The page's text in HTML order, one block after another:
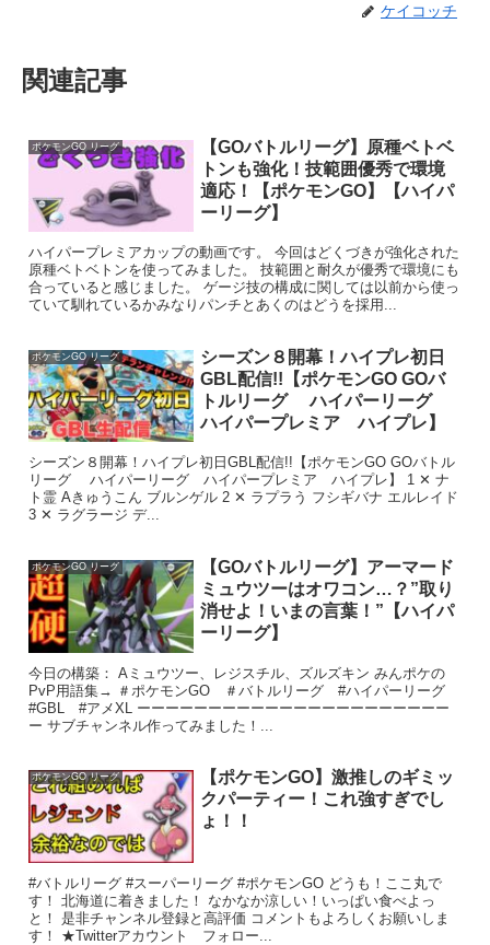
ケイコッチ
関連記事
ポケモンGO リーグ
【GOバトルリーグ】原種ベトベ
トンも強化！技範囲優秀で環境
適応！【ポケモンGO】【ハイパ
ーリーグ】
ハイパープレミアカップの動画です。 今回はどくづきが強化された
原種ベトベトンを使ってみました。 技範囲と耐久が優秀で環境にも
合っていると感じました。 ゲージ技の構成に関しては以前から使っ
ていて馴れているかみなりパンチとあくのはどうを採用...
ポケモンGO リーグ
シーズン８開幕！ハイプレ初日
GBL配信!!【ポケモンGO GOバ
トルリーグ ハイパーリーグ
ハイパープレミア ハイプレ】
シーズン８開幕！ハイプレ初日GBL配信!!【ポケモンGO GOバトル
リーグ ハイパーリーグ ハイパープレミア ハイプレ】 1 ✕ ナ
ト霊 Aきゅうこん ブルンゲル 2 ✕ ラプラう フシギバナ エルレイド
3 ✕ ラグラージ デ...
ポケモンGO リーグ
【GOバトルリーグ】アーマード
ミュウツーはオワコン…？”取り
消せよ！いまの言葉！”【ハイパ
ーリーグ】
今日の構築： Aミュウツー、レジスチル、ズルズキン みんポケの
PvP用語集→ ＃ポケモンGO ＃バトルリーグ #ハイパーリーグ
#GBL #アメXL ーーーーーーーーーーーーーーーーーーーーーー
ー サブチャンネル作ってみました！...
ポケモンGO リーグ
【ポケモンGO】激推しのギミッ
クパーティー！これ強すぎでし
ょ！！
#バトルリーグ #スーパーリーグ #ポケモンGO どうも！ここ丸で
す！ 北海道に着きました！ なかなか涼しい！いっぱい食べよっ
と！ 是非チャンネル登録と高評価 コメントもよろしくお願いしま
す！ ★Twitterアカウント フォロー...